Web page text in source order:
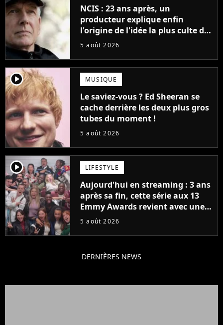
NCIS : 23 ans après, un
producteur explique enfin
l'origine de l'idée la plus culte de
la série (et on ne parle pas du
5 août 2026
player2 MUSIQUE
Le saviez-vous ? Ed Sheeran se
cache derrière les deux plus gros
tubes du moment !
5 août 2026
player2 LIFESTYLE
Aujourd'hui en streaming : 3 ans
après sa fin, cette série aux 13
Emmy Awards revient avec une
suite... totalement différente
5 août 2026
DERNIÈRES NEWS